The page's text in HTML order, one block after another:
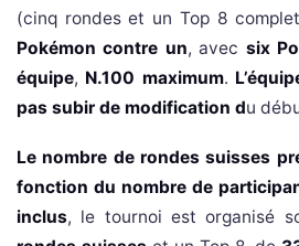
(cinq rondes et un Top 8
Pokémon contre un, avec six
équipe, N.100 maximum.
pas subir de modification du
Le nombre de rondes suisses
fonction du nombre de
inclus, le tournoi est organisé